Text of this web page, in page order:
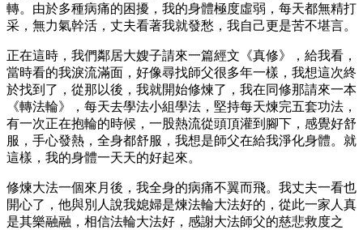
轉。由於多種病痛的困擾，我的身體極度虛弱，每天都無精打
采，無力氣幹活，丈夫看著我就發愁，我自己更是苦不堪言。
正在這時，我們鄰居大嫂子請來一篇經文《真修》，給我看，
當時看的我淚流滿面，好像尋找師父很多年一樣，我想這次終
於找到了，從那以後，我就開始修煉了，我在同修那請來一本
《轉法輪》，每天去學法小組學法，堅持每天煉完五套功法，
有一次正在抱輪的時候，一股熱流從頭頂灌到腳下，感覺好舒
服，手心發熱，全身都舒服，我想是師父在給我淨化身體。就
這樣，我的身體一天天的好起來。
修煉大法一個來月後，我全身的病痛不翼而飛。我丈夫一看也
開心了，他與別人說我媳婦是煉法輪大法好的，從此一家人真
是其樂融融，相信法輪大法好，感謝大法師父的慈悲救度之